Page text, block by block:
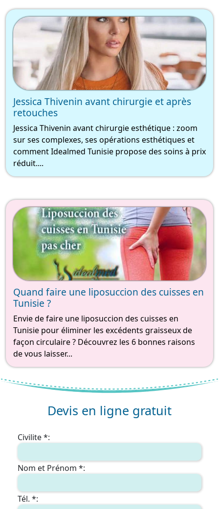
Jessica Thivenin avant chirurgie et après
retouches
Jessica Thivenin avant chirurgie esthétique : zoom
sur ses complexes, ses opérations esthétiques et
comment Idealmed Tunisie propose des soins à prix
réduit....
Quand faire une liposuccion des cuisses en
Tunisie ?
Envie de faire une liposuccion des cuisses en
Tunisie pour éliminer les excédents graisseux de
façon circulaire ? Découvrez les 6 bonnes raisons
de vous laisser...
Devis en ligne gratuit
Civilite *:
Nom et Prénom *:
Tél. *: